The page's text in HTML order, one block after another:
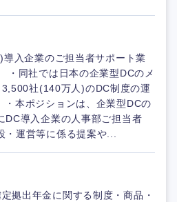
入企業のご担当者サポート業
・同社では日本の企業型DCのメ
社(140万人)のDC制度の運
・本ポジションは、企業型DCの
DC導入企業の人事部ご担当者
・運営等に係る提案や...
拠出年金に関する制度・商品・